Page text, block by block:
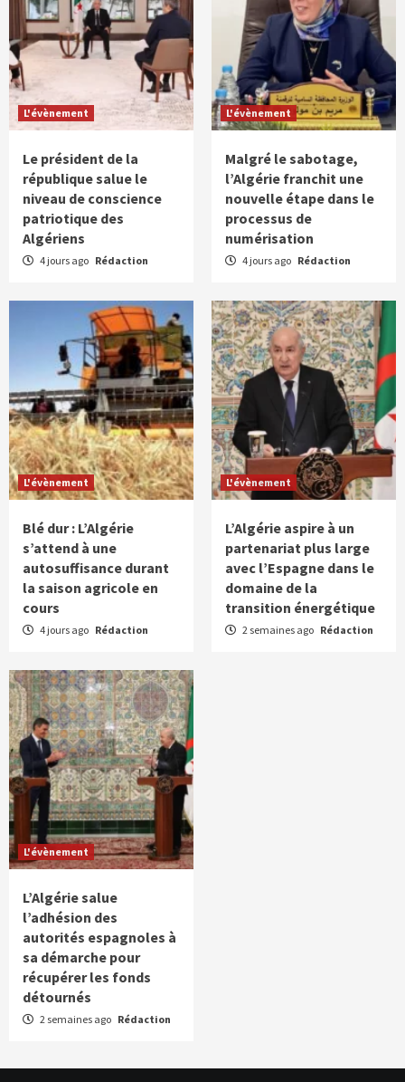
L'évènement
Le président de la
république salue le
niveau de conscience
patriotique des
Algériens
4 jours ago Rédaction
L'évènement
Malgré le sabotage,
l’Algérie franchit une
nouvelle étape dans le
processus de
numérisation
4 jours ago Rédaction
L'évènement
Blé dur : L’Algérie
s’attend à une
autosuffisance durant
la saison agricole en
cours
4 jours ago Rédaction
L'évènement
L’Algérie aspire à un
partenariat plus large
avec l’Espagne dans le
domaine de la
transition énergétique
2 semaines ago Rédaction
L'évènement
L’Algérie salue
l’adhésion des
autorités espagnoles à
sa démarche pour
récupérer les fonds
détournés
2 semaines ago Rédaction